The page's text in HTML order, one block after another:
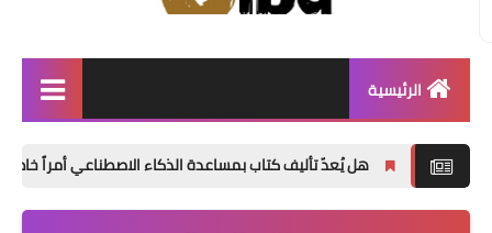
الرئيسية
هل يُعدّ تأليف كتاب بمساعدة الذكاء الاصطناعي أمراً خاطئاً؟